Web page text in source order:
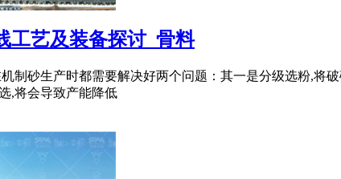
工艺及装备探讨_骨料
制砂生产时都需要解决好两个问题：其一是分级选粉,
,将会导致产能降低